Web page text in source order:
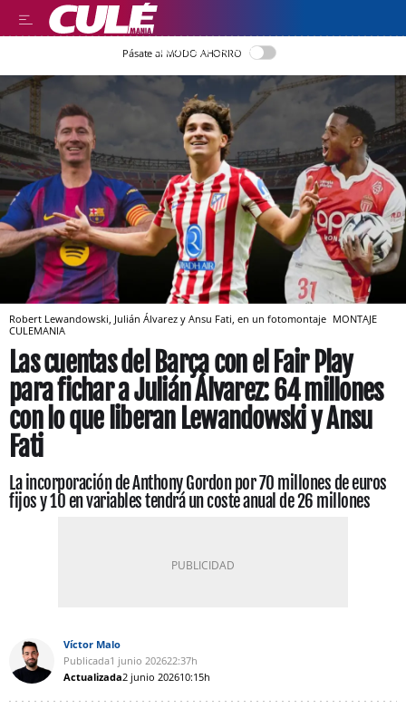
LLEGIR EN CATALÀ
Pásate al MODO AHORRO
Robert Lewandowski, Julián Álvarez y Ansu Fati, en un fotomontaje MONTAJE
CULEMANIA
Las cuentas del Barça con el Fair Play
para fichar a Julián Álvarez: 64 millones
con lo que liberan Lewandowski y Ansu
Fati
La incorporación de Anthony Gordon por 70 millones de euros
fijos y 10 en variables tendrá un coste anual de 26 millones
Víctor Malo
Publicada1 junio 202622:37h
Actualizada2 junio 202610:15h